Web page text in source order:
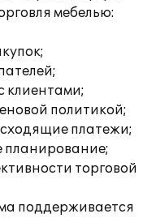
мебелью:
клиентами;
политикой;
платежи;
планирование;
торговой
поддерживается